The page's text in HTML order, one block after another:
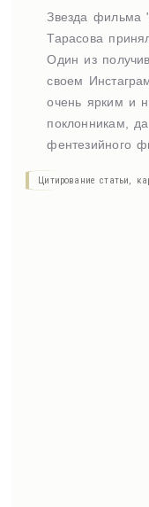
Звезда фильма
Тарасова
Один из
своем
очень ярким и
поклонникам,
фентезийного
Цитирование статьи,